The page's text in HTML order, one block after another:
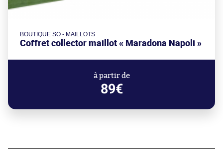
BOUTIQUE SO - MAILLOTS
Coffret collector maillot « Maradona Napoli »
à partir de
89€